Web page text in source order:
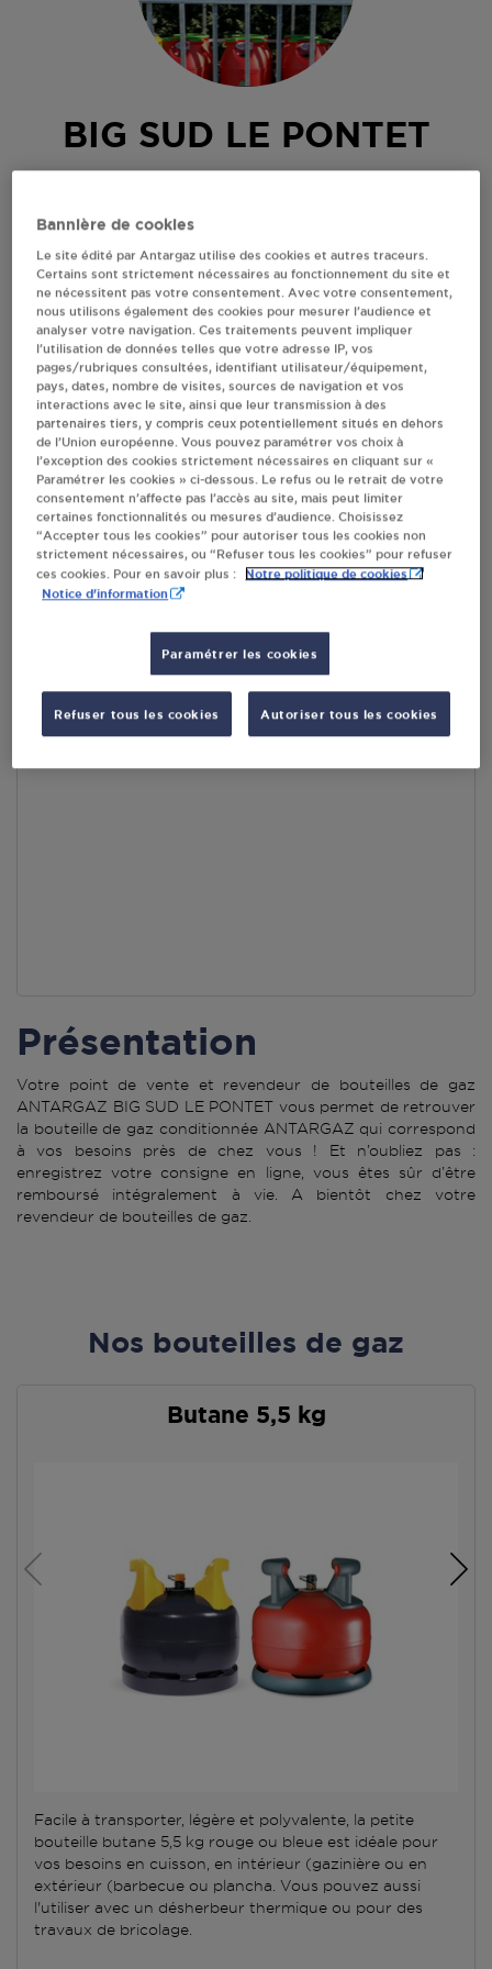
BIG SUD LE PONTET
84130
Revendeur de bouteilles de gaz
S'Y RENDRE
RECEVOIR LES COORDONNÉES DU REVENDEUR
En cliquant sur « S’y rendre », j’autorise le traitement
d’informations (dont mon adresse IP) et leur transfert hors UE
par Google Maps afin d’afficher la carte.
En savoir plus
Présentation
Votre point de vente et revendeur de bouteilles de gaz
ANTARGAZ BIG SUD LE PONTET vous permet de retrouver
la bouteille de gaz conditionnée ANTARGAZ qui correspond
à vos besoins près de chez vous ! Et n’oubliez pas :
enregistrez votre consigne en ligne, vous êtes sûr d’être
remboursé intégralement à vie. A bientôt chez votre
revendeur de bouteilles de gaz.
Nos bouteilles de gaz
Butane 5,5 kg
Facile à transporter, légère et polyvalente, la petite
bouteille butane 5,5 kg rouge ou bleue est idéale pour
vos besoins en cuisson, en intérieur (gazinière ou en
extérieur (barbecue ou plancha. Vous pouvez aussi
l'utiliser avec un désherbeur thermique ou pour des
travaux de bricolage.
Bannière de cookies
Le site édité par Antargaz utilise des cookies et autres traceurs.
Certains sont strictement nécessaires au fonctionnement du site et
ne nécessitent pas votre consentement. Avec votre consentement,
nous utilisons également des cookies pour mesurer l’audience et
analyser votre navigation. Ces traitements peuvent impliquer
l’utilisation de données telles que votre adresse IP, vos
pages/rubriques consultées, identifiant utilisateur/équipement,
pays, dates, nombre de visites, sources de navigation et vos
interactions avec le site, ainsi que leur transmission à des
partenaires tiers, y compris ceux potentiellement situés en dehors
de l’Union européenne. Vous pouvez paramétrer vos choix à
l’exception des cookies strictement nécessaires en cliquant sur «
Paramétrer les cookies » ci-dessous. Le refus ou le retrait de votre
consentement n’affecte pas l’accès au site, mais peut limiter
certaines fonctionnalités ou mesures d’audience. Choisissez
“Accepter tous les cookies” pour autoriser tous les cookies non
strictement nécessaires, ou “Refuser tous les cookies” pour refuser
ces cookies. Pour en savoir plus :
Notre politique de cookies
Notice d'information
Paramétrer les cookies
Refuser tous les cookies Autoriser tous les cookies